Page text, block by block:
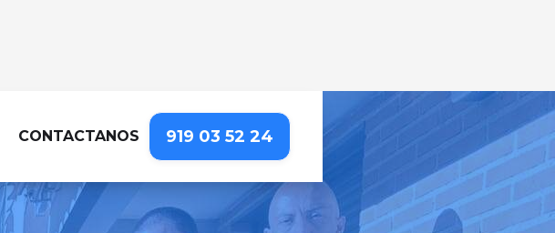
CONTACTANOS 919 03 52 24